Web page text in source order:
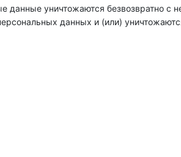
данные уничтожаются безвозвратно с
данных и (или)